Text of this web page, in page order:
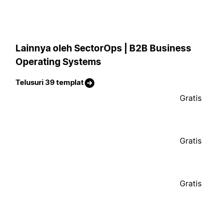
Lainnya oleh SectorOps | B2B Business
Operating Systems
Telusuri 39 templat
Gratis
Gratis
Gratis